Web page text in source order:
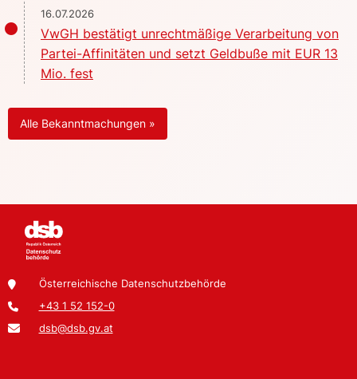
16.07.2026
VwGH bestätigt unrechtmäßige Verarbeitung von
Partei-Affinitäten und setzt Geldbuße mit EUR 13
Mio. fest
Alle Bekanntmachungen »
Österreichische Datenschutzbehörde
+43 1 52 152-0
dsb@dsb.gv.at